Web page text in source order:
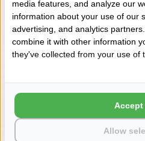
VRAGEN?
+31 (0)
Wilt u op de
Word lid van
media features, and analyze our
information about your use of our
advertising, and analytics
combine it with other information
they've collected from your use of
Allow
Accept